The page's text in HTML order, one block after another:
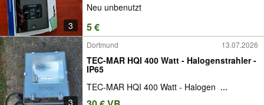
3
Neu unbenutzt
5 €
3
Dortmund 13.07.2026
TEC-MAR HQI 400 Watt - Halogenstrahler -
IP65
TEC-MAR HQI 400 Watt - Halogen ...